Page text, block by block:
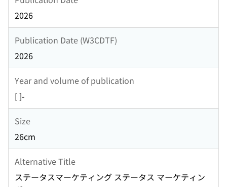
2026
Publication Date (W3CDTF)
2026
Year and volume of publication
[ ]-
Size
26cm
Alternative Title
ステータスマーケティング ステータス マーケティン